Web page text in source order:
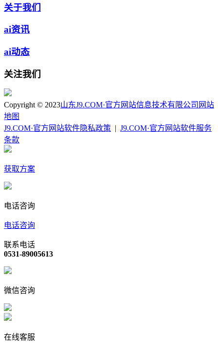
关于我们
ai资讯
ai动态
关注我们
Copyright © 2023山东J9.COM·官方网站信息技术有限公司 网站
地图
J9.COM·官方网站软件隐私政策
J9.COM·官方网站软件服务
条款
获取方案
电话咨询
电话咨询
联系电话
0531-89005613
微信咨询
在线客服